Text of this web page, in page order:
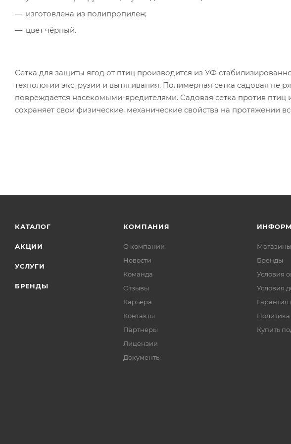
изготовлена из полипропилен;
цвет чёрный.
Сетка для защиты ягод от птиц производится из УФ
технологии экструзии и вытягивания. Полимерная сетка садовая не
повреждается насекомыми-вредителями. Садовая сетка против птиц
сохраняет свои физические, механические свойства на протяжении
КАТАЛОГ
АКЦИИ
УСЛУГИ
БРЕНДЫ
КОМПАНИЯ
О компании
Новости
Команда
Отзывы
Карьера
Контакты
Партнеры
Лицензии
Документы
Магазины
Бренды
Условия
Условия
Гарантия
Политика
Купить